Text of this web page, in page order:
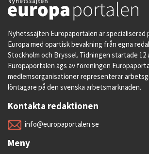
Nyhetssajten Europaportalen är specialiserad
Europa med opartisk bevakning från egna
Stockholm och Bryssel. Tidningen startade 12
Europaportalen ägs av föreningen
medlemsorganisationer representerar
löntagare på den svenska arbetsmarknaden.
Kontakta redaktionen
info@europaportalen.se
Meny